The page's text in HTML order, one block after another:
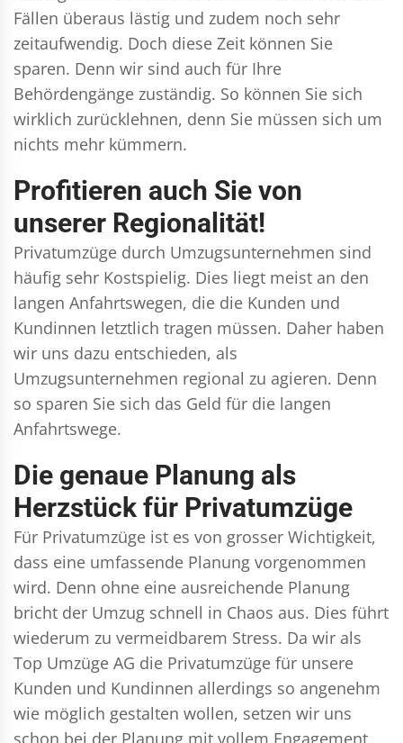
Fällen überaus lästig und zudem noch sehr
zeitaufwendig. Doch diese Zeit können Sie
sparen. Denn wir sind auch für Ihre
Behördengänge zuständig. So können Sie sich
wirklich zurücklehnen, denn Sie müssen sich um
nichts mehr kümmern.
Profitieren auch Sie von
unserer Regionalität!
Privatumzüge durch Umzugsunternehmen sind
häufig sehr Kostspielig. Dies liegt meist an den
langen Anfahrtswegen, die die Kunden und
Kundinnen letztlich tragen müssen. Daher haben
wir uns dazu entschieden, als
Umzugsunternehmen regional zu agieren. Denn
so sparen Sie sich das Geld für die langen
Anfahrtswege.
Die genaue Planung als
Herzstück für Privatumzüge
Für Privatumzüge ist es von grosser Wichtigkeit,
dass eine umfassende Planung vorgenommen
wird. Denn ohne eine ausreichende Planung
bricht der Umzug schnell in Chaos aus. Dies führt
wiederum zu vermeidbarem Stress. Da wir als
Top Umzüge AG die Privatumzüge für unsere
Kunden und Kundinnen allerdings so angenehm
wie möglich gestalten wollen, setzen wir uns
schon bei der Planung mit vollem Engagement